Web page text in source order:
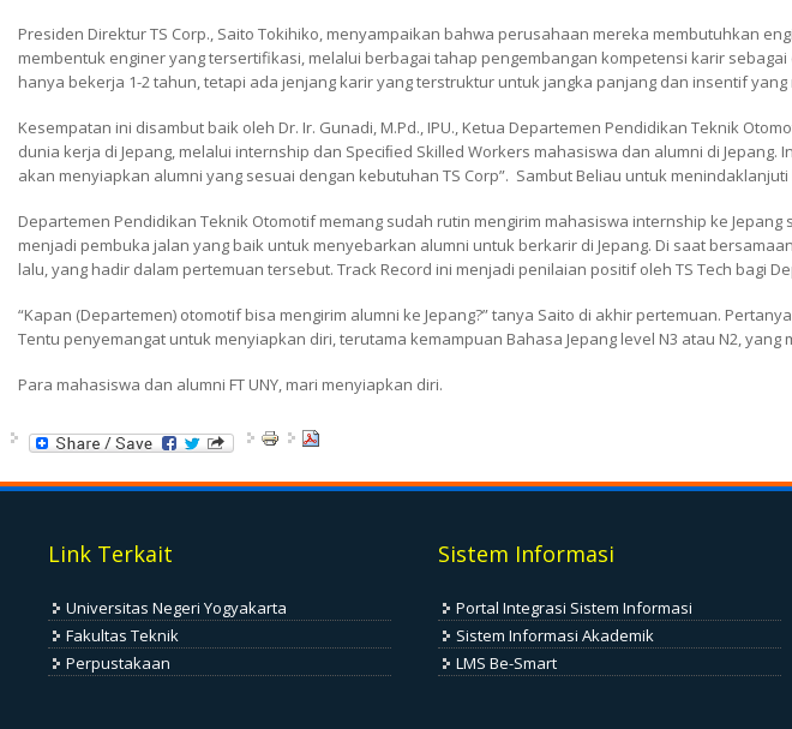
Presiden Direktur TS Corp., Saito Tokihiko, menyampaikan bahwa perusahaan mereka membutuhkan
membentuk enginer yang tersertifikasi, melalui berbagai tahap pengembangan kompetensi karir sebagai
hanya bekerja 1-2 tahun, tetapi ada jenjang karir yang terstruktur untuk jangka panjang dan insentif yang
Kesempatan ini disambut baik oleh Dr. Ir. Gunadi, M.Pd., IPU., Ketua Departemen Pendidikan Teknik
dunia kerja di Jepang, melalui internship dan Speciﬁed Skilled Workers mahasiswa dan alumni di Jepang.
akan menyiapkan alumni yang sesuai dengan kebutuhan TS Corp”. Sambut Beliau untuk
Departemen Pendidikan Teknik Otomotif memang sudah rutin mengirim mahasiswa internship ke
menjadi pembuka jalan yang baik untuk menyebarkan alumni untuk berkarir di Jepang. Di saat
lalu, yang hadir dalam pertemuan tersebut. Track Record ini menjadi penilaian positif oleh TS Tech bagi
“Kapan (Departemen) otomotif bisa mengirim alumni ke Jepang?” tanya Saito di akhir pertemuan.
Tentu penyemangat untuk menyiapkan diri, terutama kemampuan Bahasa Jepang level N3 atau N2, yang
Para mahasiswa dan alumni FT UNY, mari menyiapkan diri.
Link Terkait
Universitas Negeri Yogyakarta
Fakultas Teknik
Perpustakaan
Sistem Informasi
Portal Integrasi Sistem Informasi
Sistem Informasi Akademik
LMS Be-Smart